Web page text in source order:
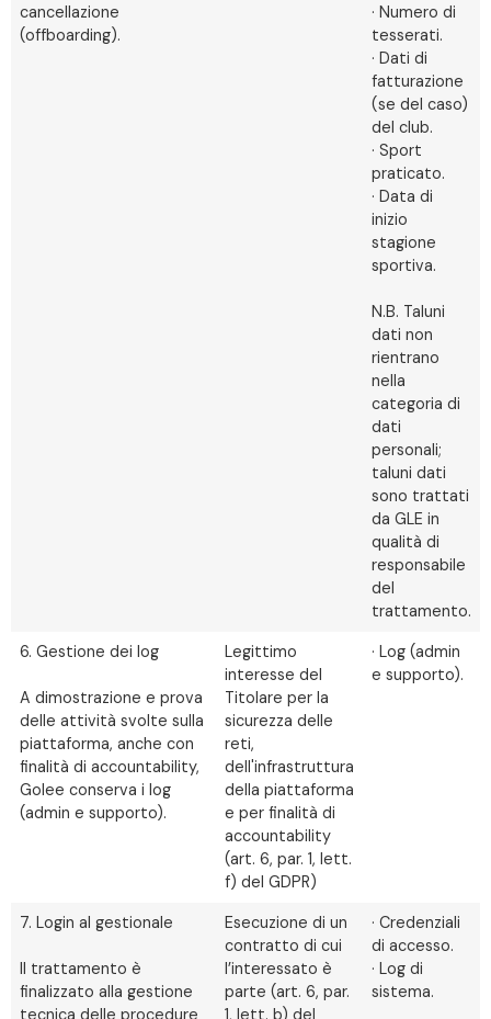
cancellazione
(offboarding).
· Numero di
tesserati.
· Dati di
fatturazione
(se del caso)
del club.
· Sport
praticato.
· Data di
inizio
stagione
sportiva.
N.B. Taluni
dati non
rientrano
nella
categoria di
dati
personali;
taluni dati
sono trattati
da GLE in
qualità di
responsabile
del
trattamento.
6. Gestione dei log
A dimostrazione e prova
delle attività svolte sulla
piattaforma, anche con
finalità di accountability,
Golee conserva i log
(admin e supporto).
Legittimo
interesse del
Titolare per la
sicurezza delle
reti,
dell'infrastruttura
della piattaforma
e per finalità di
accountability
(art. 6, par. 1, lett.
f) del GDPR)
· Log (admin
e supporto).
7. Login al gestionale
Il trattamento è
finalizzato alla gestione
tecnica delle procedure
Esecuzione di un
contratto di cui
l’interessato è
parte (art. 6, par.
1, lett. b) del
· Credenziali
di accesso.
· Log di
sistema.